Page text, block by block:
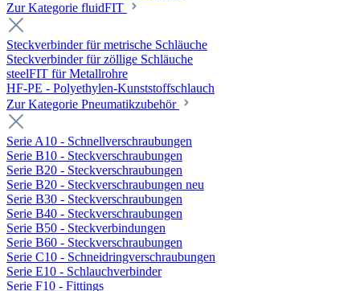
Zur Kategorie fluidFIT
Steckverbinder für metrische Schläuche
Steckverbinder für zöllige Schläuche
steelFIT für Metallrohre
HF-PE - Polyethylen-Kunststoffschlauch
Zur Kategorie Pneumatikzubehör
Serie A10 - Schnellverschraubungen
Serie B10 - Steckverschraubungen
Serie B20 - Steckverschraubungen
Serie B20 - Steckverschraubungen neu
Serie B30 - Steckverschraubungen
Serie B40 - Steckverschraubungen
Serie B50 - Steckverbindungen
Serie B60 - Steckverschraubungen
Serie C10 - Schneidringverschraubungen
Serie E10 - Schlauchverbinder
Serie F10 - Fittings